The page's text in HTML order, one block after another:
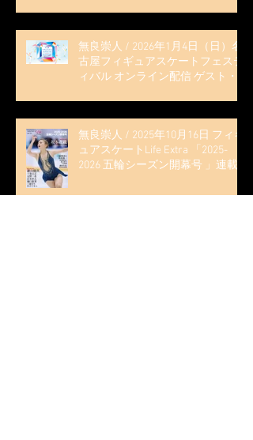
無良崇人 / 2026年1月4日（日）名
古屋フィギュアスケートフェステ
ィバル オンライン配信 ゲスト・
無良崇人 / 2025年10月16日 フィギ
ュアスケートLife Extra 「2025-
2026 五輪シーズン開幕号 」連載